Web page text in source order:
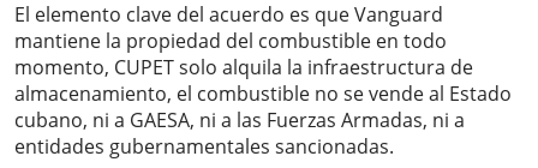
El elemento clave del acuerdo es que Vanguard
mantiene la propiedad del combustible en todo
momento, CUPET solo alquila la infraestructura de
almacenamiento, el combustible no se vende al Estado
cubano, ni a GAESA, ni a las Fuerzas Armadas, ni a
entidades gubernamentales sancionadas.